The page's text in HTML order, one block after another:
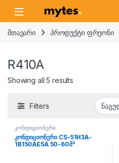
Open
მთავარი პროდუქტი ფრეონი
R410A
Showing all 5 results
Filters
კონდიციონერი
კონდიციონერი CS-51H3A-
1B150AE5A 50-60მ²